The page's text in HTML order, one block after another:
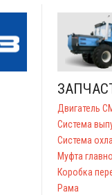
Двигатель
Система
Система
Муфта
Коробка
Рама